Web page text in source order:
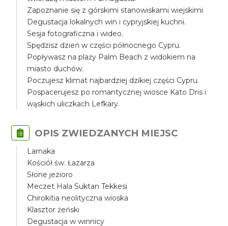
Zapoznanie się z górskimi stanowiskami wiejskimi
Degustacja lokalnych win i cypryjskiej kuchni.
Sesja fotograficzna i wideo.
Spędzisz dzień w części północnego Cypru.
Popływasz na plaży Palm Beach z widokiem na
miasto duchów.
Poczujesz klimat najbardziej dzikiej części Cypru.
Pospacerujesz po romantycznej wiosce Kato Dris i
wąskich uliczkach Lefkary.
OPIS ZWIEDZANYCH MIEJSC
Larnaka
Kościół św. Łazarza
Słone jezioro
Meczet Hala Suktan Tekkesi
Chirokitia neolityczna wioska
Klasztor żeński
Degustacja w winnicy